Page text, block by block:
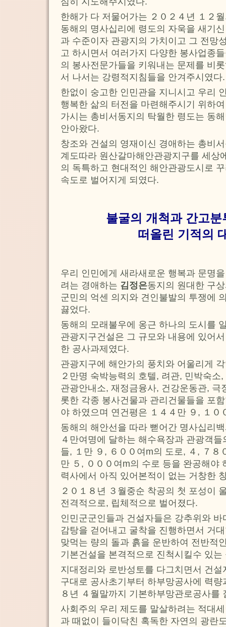
한해가 다 저물어가는 ２０２４년 １２
동해의 명사십리에 령도의 자욱을 새기
과 수준이자 관광지의 가치이고 그 전망
고 하시면서 여러가지 다양한 봉사업종
의 봉사전문가들을 키워내는 문제를 비
서 나서는 강령적지침들을 안겨주시였다.
한없이 숭고한 인민관을 지니시고 우리
행복한 삶의 터전을 마련해주시기 위하
가시는 총비서동지의 탁월한 령도는 동
안아왔다.
창조와 건설의 영재이신 경애하는 총비
계도따라 원산갈마해안관광지구를 세상
의 독특하고 현대적인 해안관광도시로
속도로 벌어지게 되였다.
불굴의 개척과 간고
떠올린 기적의
우리 인민에게 새라새로운 행복과 문명
려는 경애하는 김정은동지의 원대한 구
군민의 억센 의지와 견인불발의 투쟁에
끓었다.
동해의 모래불우에 옹근 하나의 도시를
관광지구건설은 그 규모와 내용에 있어
한 공사과제였다.
관광지구에 해안가의 풍치와 어울리게
２만명 숙박능력의 호텔, 려관, 민박숙
관광안내소, 재정금융사, 건강운동관, 극
롯한 각종 봉사건물과 관리건물들을 포
야 하였으며 연건평은 １４４만 ９, １０
동해의 해안선을 따라 뻗어간 명사십리
４만여명에 달하는 해수욕장과 관광객
들, １만 ９, ６００여m의 도로, ４, ７８
만 ５, ０００여m의 수로 등을 완공해야
력사에서 아직 있어본적이 없는 거창한
２０１８년 ３월중순 착공의 첫 포성이
전격적으로, 립체적으로 벌어졌다.
인민군군인들과 건설자들은 강추위와
감탕을 걷어내고 굴착을 진행하면서 거
맞먹는 량의 돌과 흙을 운반하여 전반적
기본건설을 본격적으로 진척시킬수 있
지대정리와 로반성토를 다그치면서 건
구대로 공사초기부터 하부망공사에 력
８년 ４월말까지 기본하부망관로공사를
사회주의 우리 제도를 말살하려는 적대
과 때없이 들이닥친 혹독한 자연의 광란